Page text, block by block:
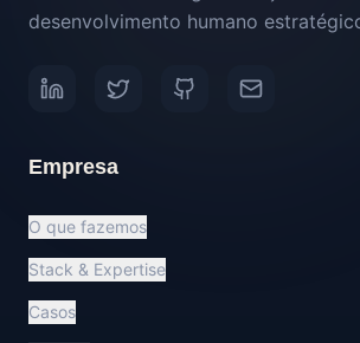
desenvolvimento humano
Empresa
O que fazemos
Stack & Expertise
Casos